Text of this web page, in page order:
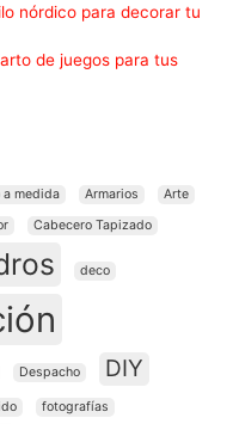
nórdico para decorar tu
de juegos para tus
a medida Armarios
Arte
Cabecero Tapizado
deco
Despacho DIY
fotografías